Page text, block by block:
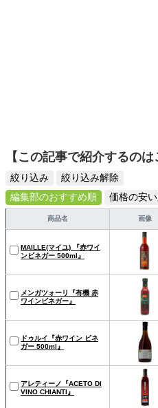
【この記事で紹介するのは
絞り込み
絞り込み解除
編集部のおすすめ順
価格の安
商品名 画像
MAILLE(マイユ) 『赤ワイ
ンビネガー 500ml』
メンガツォーリ『有機 赤
ワインビネガー』
ドゥルイ『赤ワイン ビネ
ガー 500ml』
アレティーノ『ACETO DI
VINO CHIANTI』